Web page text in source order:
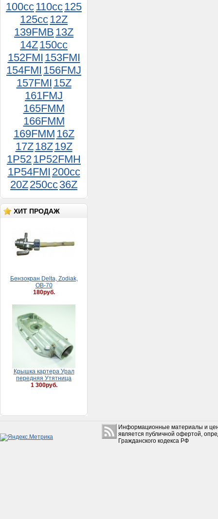
100cc110cc125
125cc12Z
139FMB 13Z
14Z150сс
152FMI 153FMI
154FMI 156FMJ
157FMI 15Z
161FMJ
165FMM
166FMM
169FMM 16Z
17Z18Z19Z
1P521P52FMH
1P54FMI 200cc
20Z250cc36Z
ХИТ ПРОДАЖ
Седло Иж без крыла
6 200руб.
Фaрa HONDA DIO AF-27/28
1 100руб.
Бензокран Delta, Zodiak,
ОВ-70
180руб.
Крышкa кaртерa Урaл
передняя Утятницa
1 300руб.
(ЗАВОД, Россия)
Информационные материалы и
является публичной офертой,
Гражданского кодекса РФ